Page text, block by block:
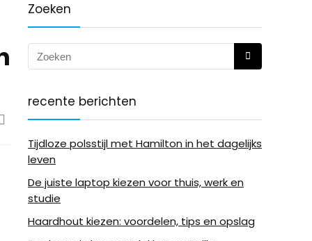
Zoeken
recente berichten
Tijdloze polsstijl met Hamilton in het dagelijks
leven
De juiste laptop kiezen voor thuis, werk en
studie
Haardhout kiezen: voordelen, tips en opslag